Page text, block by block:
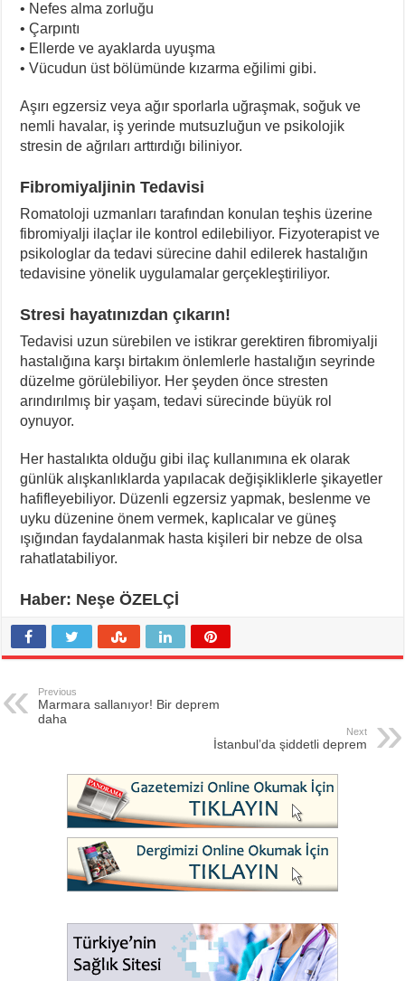
• Nefes alma zorluğu
• Çarpıntı
• Ellerde ve ayaklarda uyuşma
• Vücudun üst bölümünde kızarma eğilimi gibi.
Aşırı egzersiz veya ağır sporlarla uğraşmak, soğuk ve
nemli havalar, iş yerinde mutsuzluğun ve psikolojik
stresin de ağrıları arttırdığı biliniyor.
Fibromiyaljinin Tedavisi
Romatoloji uzmanları tarafından konulan teşhis üzerine
fibromiyalji ilaçlar ile kontrol edilebiliyor. Fizyoterapist ve
psikologlar da tedavi sürecine dahil edilerek hastalığın
tedavisine yönelik uygulamalar gerçekleştiriliyor.
Stresi hayatınızdan çıkarın!
Tedavisi uzun sürebilen ve istikrar gerektiren fibromiyalji
hastalığına karşı birtakım önlemlerle hastalığın seyrinde
düzelme görülebiliyor. Her şeyden önce stresten
arındırılmış bir yaşam, tedavi sürecinde büyük rol
oynuyor.
Her hastalıkta olduğu gibi ilaç kullanımına ek olarak
günlük alışkanlıklarda yapılacak değişikliklerle şikayetler
hafifleyebiliyor. Düzenli egzersiz yapmak, beslenme ve
uyku düzenine önem vermek, kaplıcalar ve güneş
ışığından faydalanmak hasta kişileri bir nebze de olsa
rahatlatabiliyor.
Haber: Neşe ÖZELÇİ
Previous
Marmara sallanıyor! Bir deprem
daha
Next
İstanbul’da şiddetli deprem